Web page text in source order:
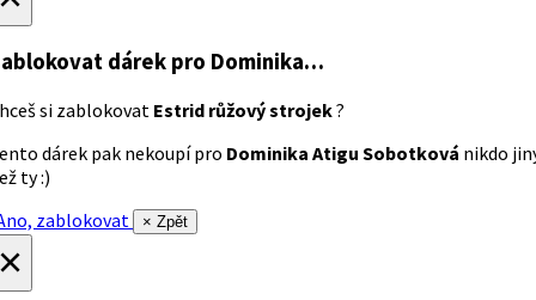
dárek pro Dominika…
si zablokovat Estrid růžový strojek?
dárek pak nekoupí pro Dominika Atigu Sobotková nikdo
ty :)
zablokovat
× Zpět